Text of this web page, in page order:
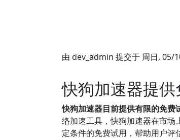
由 dev_admin 提交于 周日, 05/
快狗加速器提供
快狗加速器目前提供有限的免费
络加速工具，快狗加速器在市场
定条件的免费试用，帮助用户